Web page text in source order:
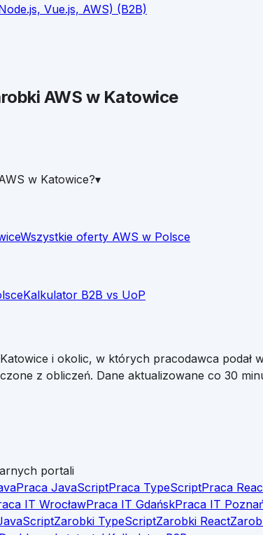
Vue.js, AWS) (B2B)
AWS w Katowice
w Katowice?▾
Wszystkie oferty AWS w Polsce
Kalkulator B2B vs UoP
Katowice i okolic, w których pracodawca podał
z obliczeń. Dane aktualizowane co 30
portali
Praca JavaScriptPraca TypeScriptPraca
IT WrocławPraca IT GdańskPraca IT
Zarobki TypeScriptZarobki React